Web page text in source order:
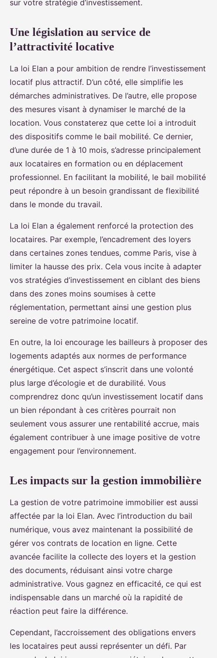
sur votre stratégie d’investissement.
Une législation au service de
l’attractivité locative
La loi Elan a pour ambition de rendre l’investissement
locatif plus attractif. D’un côté, elle simplifie les
démarches administratives. De l’autre, elle propose
des mesures visant à dynamiser le marché de la
location. Vous constaterez que cette loi a introduit
des dispositifs comme le bail mobilité. Ce dernier,
d’une durée de 1 à 10 mois, s’adresse principalement
aux locataires en formation ou en déplacement
professionnel. En facilitant la mobilité, le bail mobilité
peut répondre à un besoin grandissant de flexibilité
dans le monde du travail.
La loi Elan a également renforcé la protection des
locataires. Par exemple, l’encadrement des loyers
dans certaines zones tendues, comme Paris, vise à
limiter la hausse des prix. Cela vous incite à adapter
vos stratégies d’investissement en ciblant des biens
dans des zones moins soumises à cette
réglementation, permettant ainsi une gestion plus
sereine de votre patrimoine locatif.
En outre, la loi encourage les bailleurs à proposer des
logements adaptés aux normes de performance
énergétique. Cet aspect s’inscrit dans une volonté
plus large d’écologie et de durabilité. Vous
comprendrez donc qu’un investissement locatif dans
un bien répondant à ces critères pourrait non
seulement vous assurer une rentabilité accrue, mais
également contribuer à une image positive de votre
engagement pour l’environnement.
Les impacts sur la gestion immobilière
La gestion de votre patrimoine immobilier est aussi
affectée par la loi Elan. Avec l’introduction du bail
numérique, vous avez maintenant la possibilité de
gérer vos contrats de location en ligne. Cette
avancée facilite la collecte des loyers et la gestion
des documents, réduisant ainsi votre charge
administrative. Vous gagnez en efficacité, ce qui est
indispensable dans un marché où la rapidité de
réaction peut faire la différence.
Cependant, l’accroissement des obligations envers
les locataires peut aussi représenter un défi. Par